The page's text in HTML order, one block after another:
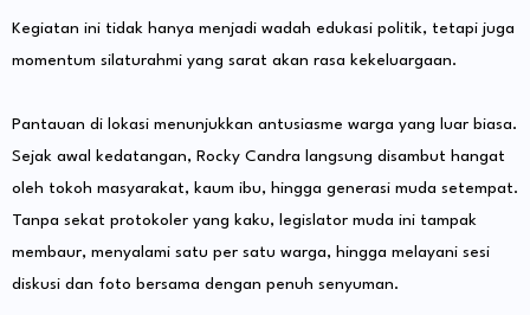
Kegiatan ini tidak hanya menjadi wadah edukasi politik, tetapi juga
momentum silaturahmi yang sarat akan rasa kekeluargaan.
Pantauan di lokasi menunjukkan antusiasme warga yang luar biasa.
Sejak awal kedatangan, Rocky Candra langsung disambut hangat
oleh tokoh masyarakat, kaum ibu, hingga generasi muda setempat.
Tanpa sekat protokoler yang kaku, legislator muda ini tampak
membaur, menyalami satu per satu warga, hingga melayani sesi
diskusi dan foto bersama dengan penuh senyuman.